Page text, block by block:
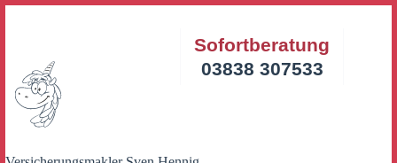
Sofortberatung
03838 307533